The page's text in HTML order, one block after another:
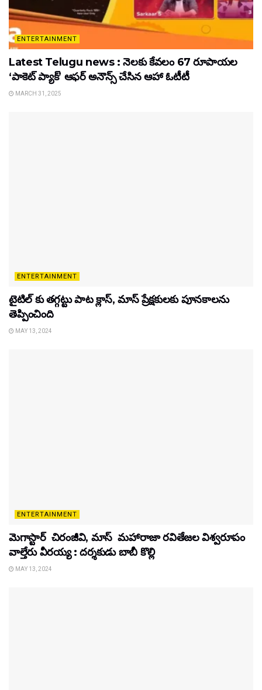
ENTERTAINMENT
Latest Telugu news : నెలకు కేవలం 67 రూపాయల
‘పాకెట్ ప్యాక్’ ఆఫర్ అనౌన్స్ చేసిన ఆహా ఓటీటీ
MARCH 31, 2025
ENTERTAINMENT
టైటిల్‌ కు తగ్గట్టు పాట క్లాస్, మాస్ ప్రేక్షకులకు పూనకాలను
తెప్పించింది
MAY 13, 2024
ENTERTAINMENT
మెగాస్టార్ చిరంజీవి, మాస్ మహారాజా రవితేజల విశ్వరూపం
వాల్తేరు వీరయ్య : దర్శకుడు బాబీ కొల్లి
MAY 13, 2024